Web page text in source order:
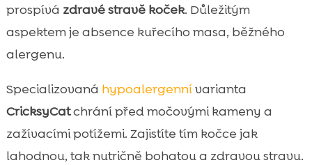
prospívá zdravé stravě koček. Důležitým
aspektem je absence kuřecího masa, běžného
alergenu.
Specializovaná hypoalergennívarianta
CricksyCatchrání před močovými kameny a
zažívacími potížemi. Zajistíte tím kočce jak
lahodnou, tak nutričně bohatou a zdravou stravu.